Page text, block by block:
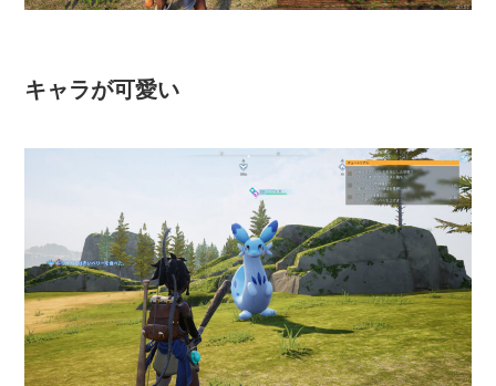
キャラが可愛い